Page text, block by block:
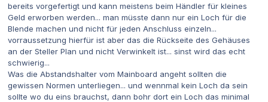
bereits vorgefertigt und kann meistens beim Händler für kleines
Geld erworben werden... man müsste dann nur ein Loch für die
Blende machen und nicht für jeden Anschluss einzeln...
vorraussetzung hierfür ist aber das die Rückseite des Gehäuses
an der Steller Plan und nicht Verwinkelt ist... sinst wird das echt
schwierig...
Was die Abstandshalter vom Mainboard angeht sollten die
gewissen Normen unterliegen... und wennmal kein Loch da sein
sollte wo du eins brauchst, dann bohr dort ein Loch das minimal